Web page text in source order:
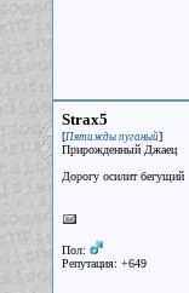
Strax5
[Пятижды пуганый]
Прирожденный Джаец
Дорогу осилит бегущий
Пол:
Репутация: +649